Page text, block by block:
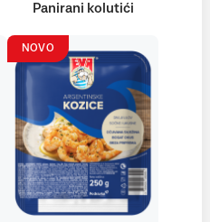
Panirani kolutići
NOVO